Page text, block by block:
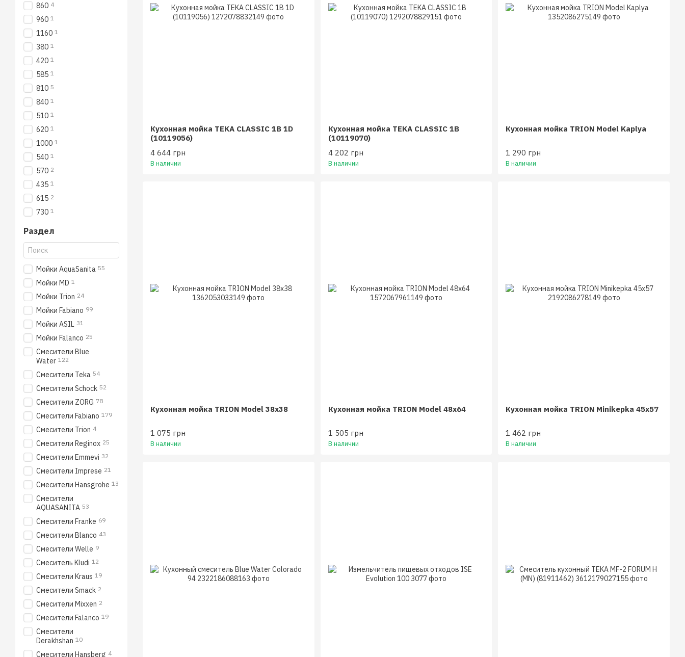
Кухонная мойка TEKA CLASSIC 1B 1D
(10119056)
4 644 грн
В наличии
Кухонная мойка TEKA CLASSIC 1B
(10119070)
4 202 грн
В наличии
Кухонная мойка TRION Model Kaplya
1 290 грн
В наличии
Кухонная мойка TRION Model 38x38
1 075 грн
В наличии
Кухонная мойка TRION Model 48х64
1 505 грн
В наличии
Кухонная мойка TRION Minikepka 45x57
1 462 грн
В наличии
860 4
960 1
1160 1
380 1
420 1
585 1
810 5
840 1
510 1
620 1
1000 1
540 1
570 2
435 1
615 2
730 1
Раздел
Мойки AquaSanita 55
Мойки MD 1
Мойки Trion 24
Мойки Fabiano 99
Мойки ASIL 31
Мойки Falanco 25
Смесители Blue
Water 122
Смесители Teka 54
Смесители Schock 52
Смесители ZORG 78
Смесители Fabiano 179
Смесители Trion 4
Смесители Reginox 25
Смесители Emmevi 32
Смесители Imprese 21
Смесители Hansgrohe 13
Смесители
AQUASANITA 53
Смесители Franke 69
Смесители Blanco 43
Смесители Welle 9
Смеситель Kludi 12
Смесители Kraus 19
Смесители Smack 2
Смесители Mixxen 2
Смесители Falanco 19
Смесители
Derakhshan 10
Смесители Hansberg 4